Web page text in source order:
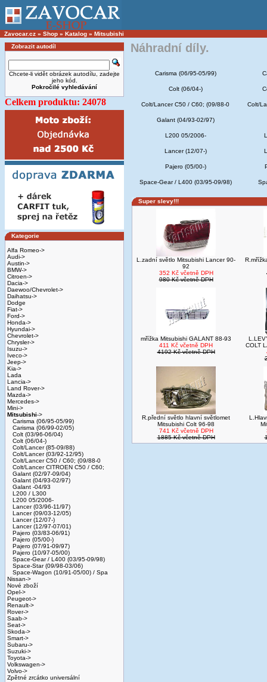
Zavocar.cz » Shop » Katalog » Mitsubishi
Zobrazit autodíl
Chcete-li vidět obrázek autodílu, zadejte
jeho kód.
Pokročilé vyhledávání
Celkem produktu: 24078
Kategorie
Alfa Romeo->
Audi->
Austin->
BMW->
Citroen->
Dacia->
Daewoo/Chevrolet->
Daihatsu->
Dodge
Fiat->
Ford->
Honda->
Hyundai->
Chevrolet->
Chrysler->
Isuzu->
Iveco->
Jeep->
Kia->
Lada
Lancia->
Land Rover->
Mazda->
Mercedes->
Mini->
Mitsubishi->
Carisma (06/95-05/99)
Carisma (06/99-02/05)
Colt (03/96-06/04)
Colt (06/04-)
Colt/Lancer (85-09/88)
Colt/Lancer (03/92-12/95)
Colt/Lancer C50 / C60; (09/88-0
Colt/Lancer CITROEN C50 / C60;
Galant (02/97-09/04)
Galant (04/93-02/97)
Galant -04/93
L200 / L300
L200 05/2006-
Lancer (03/96-11/97)
Lancer (09/03-12/05)
Lancer (12/07-)
Lancer (12/97-07/01)
Pajero (03/83-06/91)
Pajero (05/00-)
Pajero (07/91-09/97)
Pajero (10/97-05/00)
Space-Gear / L400 (03/95-09/98)
Space-Star (09/98-03/06)
Space-Wagon (10/91-05/00) / Spa
Nissan->
Nové zboží
Opel->
Peugeot->
Renault->
Rover->
Saab->
Seat->
Skoda->
Smart->
Subaru->
Suzuki->
Toyota->
Volkswagen->
Volvo->
Zpětné zrcátko universální
Náhradní díly.
Carisma (06/95-05/99)
Colt (06/04-)
Colt/Lancer C50 / C60; (09/88-0 Colt/
Galant (04/93-02/97)
L200 05/2006-
Lancer (12/07-)
Pajero (05/00-)
Space-Gear / L400 (03/95-09/98)
Super slevy!!!
L.zadní světlo Mitsubishi Lancer 90-
92
352 Kč včetně DPH
980 Kč včetně DPH
mřížka Mitsubishi GALANT 88-93
411 Kč včetně DPH
4192 Kč včetně DPH
COLT
R.přední světlo hlavní světlomet
Mitsubishi Colt 96-98
741 Kč včetně DPH
1885 Kč včetně DPH